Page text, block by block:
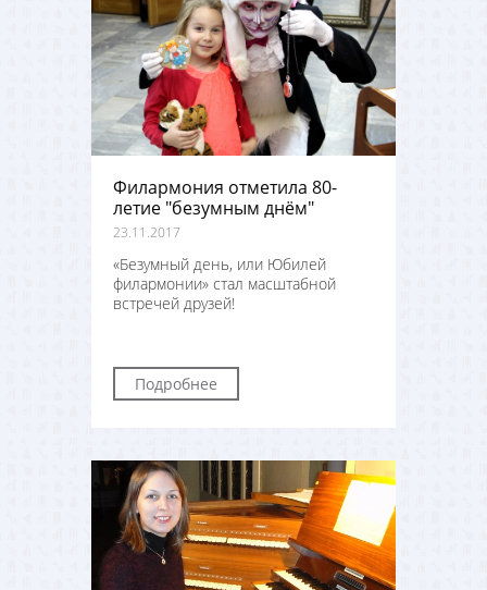
Филармония отметила 80-
летие "безумным днём"
23.11.2017
«Безумный день, или Юбилей
филармонии» стал масштабной
встречей друзей!
Подробнее